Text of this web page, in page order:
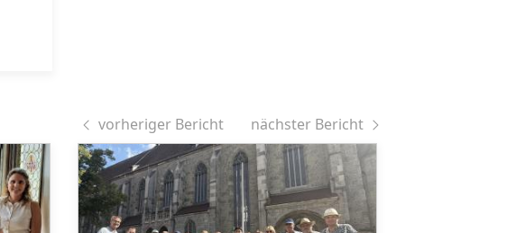
vorheriger Bericht nächster Bericht